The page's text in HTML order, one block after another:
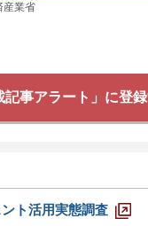
産業省
記事アラート」に登
ト活用実態調査